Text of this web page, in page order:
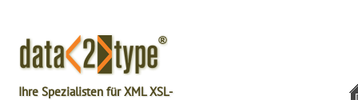
Ihre Spezialisten für XML XSL-